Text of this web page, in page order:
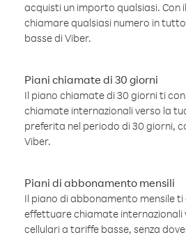
acquisti un importo qualsiasi. Con
chiamare qualsiasi numero in
basse di Viber.
Piani chiamate di 30 giorni
Il piano chiamate di 30 giorni ti
chiamate internazionali verso la
preferita nel periodo di 30 giorni,
Viber.
Piani di abbonamento mensili
Il piano di abbonamento mensile
effettuare chiamate internazionali
cellulari a tariffe basse, senza